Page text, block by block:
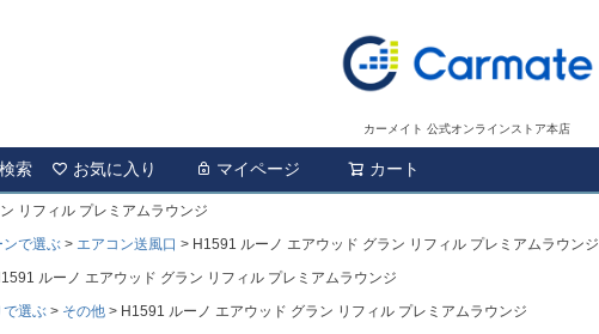
カーメイト 公式オンラインストア本店
索 お気に入り マイページ カート
リフィル プレミアムラウンジ
ンで選ぶ エアコン送風口
H1591 ルーノ エアウッド グラン リフィル プレミアムラウンジ
ルーノ エアウッド グラン リフィル プレミアムラウンジ
で選ぶ その他
H1591 ルーノ エアウッド グラン リフィル プレミアムラウンジ